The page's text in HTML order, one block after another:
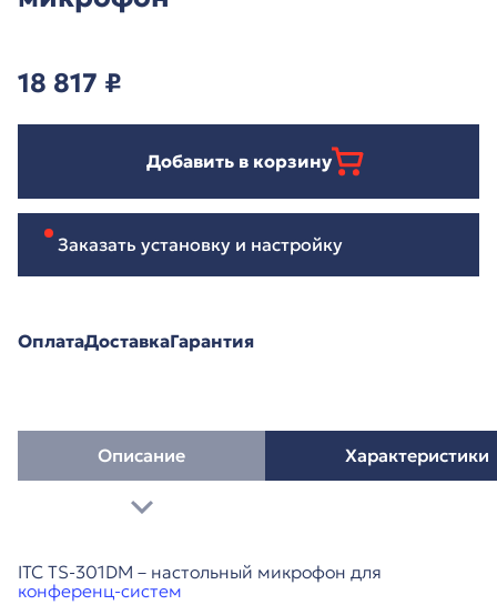
18 817 ₽
Добавить в корзину
Заказать установку и настройку
ОплатаДоставкаГарантия
Описание Характеристики
ITC TS-301DM – настольный микрофон для
конференц-систем